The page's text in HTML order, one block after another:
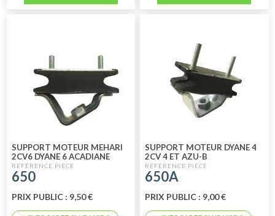
SUPPORT MOTEUR MEHARI
2CV6 DYANE 6 ACADIANE
650
PRIX PUBLIC : 9,50 €
SUPPORT MOTEUR DYANE 4
2CV 4 ET AZU-B
650A
PRIX PUBLIC : 9,00 €